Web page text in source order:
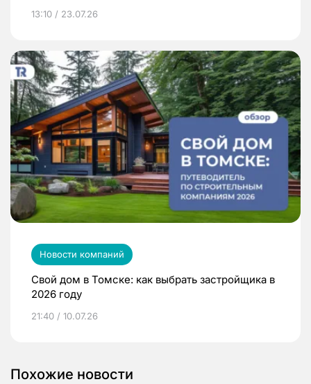
13:10 / 23.07.26
Новости компаний
Свой дом в Томске: как выбрать застройщика в
2026 году
21:40 / 10.07.26
Похожие новости